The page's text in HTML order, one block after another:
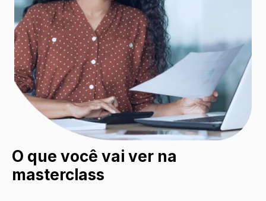
O que você vai ver na
masterclass